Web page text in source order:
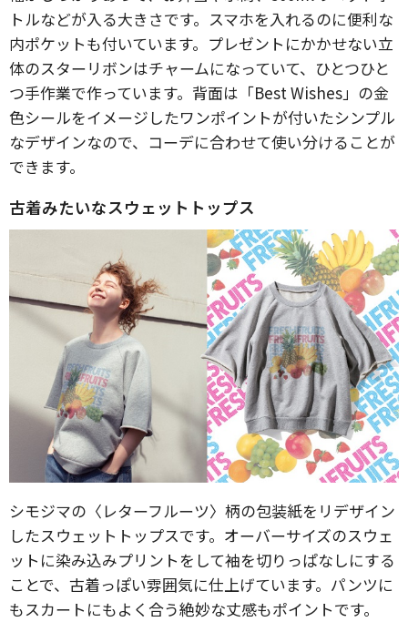
トルなどが入る大きさです。スマホを入れるのに便利な
内ポケットも付いています。プレゼントにかかせない立
体のスターリボンはチャームになっていて、ひとつひと
つ手作業で作っています。背面は「Best Wishes」の金
色シールをイメージしたワンポイントが付いたシンプル
なデザインなので、コーデに合わせて使い分けることが
できます。
古着みたいなスウェットトップス
シモジマの〈レターフルーツ〉柄の包装紙をリデザイン
したスウェットトップスです。オーバーサイズのスウェ
ットに染み込みプリントをして袖を切りっぱなしにする
ことで、古着っぽい雰囲気に仕上げています。パンツに
もスカートにもよく合う絶妙な丈感もポイントです。